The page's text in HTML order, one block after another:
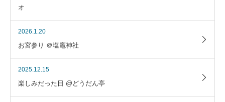
オ
2026.1.20
お宮参り ＠塩竈神社
2025.12.15
楽しみだった日 @どうだん亭